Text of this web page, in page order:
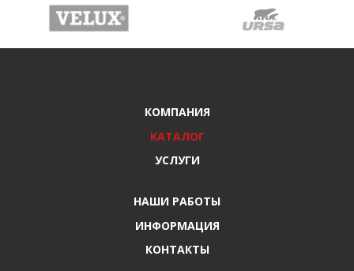
КОМПАНИЯ
КАТАЛОГ
УСЛУГИ
НАШИ РАБОТЫ
ИНФОРМАЦИЯ
КОНТАКТЫ